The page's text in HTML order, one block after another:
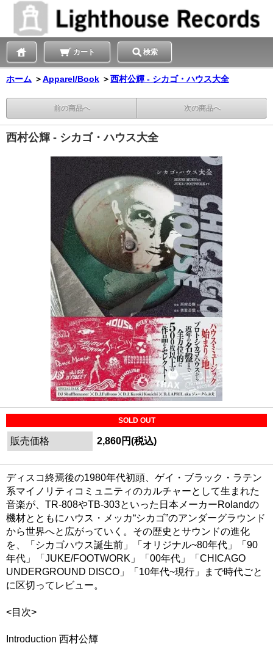
カート 検索
ホーム ＞Apparel/Book ＞西村公輝 - シカゴ・ハウス大全
前の商品へ 次の商品へ
西村公輝 - シカゴ・ハウス大全
SOLD OUT
販売価格 2,860円(税込)
ディスコ終焉後の1980年代初頭、ゲイ・ブラック・ラテン
系マイノリティコミュニティのカルチャーとして生まれた
音楽が、TR-808やTB-303といった日本メーカーRolandの
機材とともにハウス・メッカ“シカゴ”のアンダーグラウンド
から世界へと広がっていく。その歴史とサウンドの進化
を、「シカゴハウス誕生前」「オリジナル~80年代」「90
年代」「JUKE/FOOTWORK」「00年代」「CHICAGO
UNDERGROUND DISCO」「10年代~現行」まで時代ごと
に区切ってレビュー。
<目次>
Introduction 西村公輝